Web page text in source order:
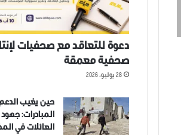
دعوة للتعاقد مع صحفيات
صحفية معمقة
28 يوليو، 2026
حين يغيب
المبادرات:
العائلات في